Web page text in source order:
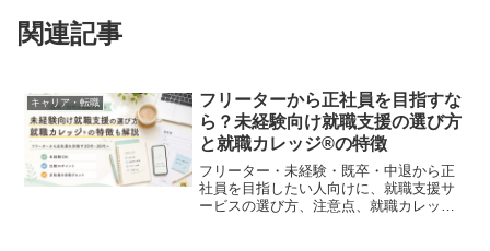
関連記事
キャリア・転職
フリーターから正社員を目指すな
ら？未経験向け就職支援の選び方
と就職カレッジ®の特徴
フリーター・未経験・既卒・中退から正
社員を目指したい人向けに、就職支援サ
ービスの選び方、注意点、就職カレッジ